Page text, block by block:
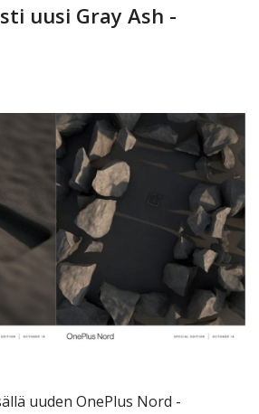
uusi Gray Ash -
uuden OnePlus Nord -